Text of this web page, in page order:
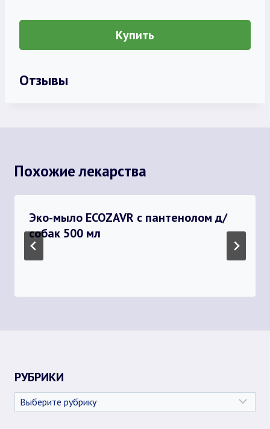
Купить
Отзывы
Похожие лекарства
Эко-мыло ECOZAVR с пантенолом д/
собак 500 мл
РУБРИКИ
Рубрики